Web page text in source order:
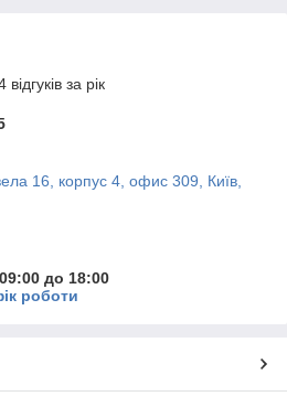
за рік
16, корпус 4, офис 309, Київ,
до 18:00
роботи